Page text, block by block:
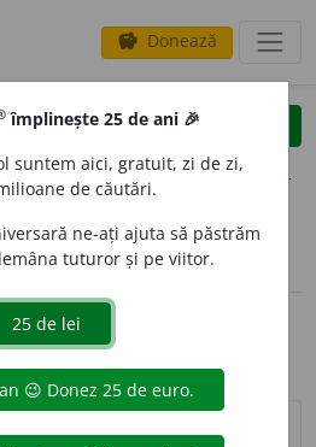
savings Donează
clear
opțiuni
volume_up (1)
împlinește 25 de ani 🎉
suntem aici, gratuit, zi de zi,
de căutări.
ne-ați ajuta să păstrăm
tuturor și pe viitor.